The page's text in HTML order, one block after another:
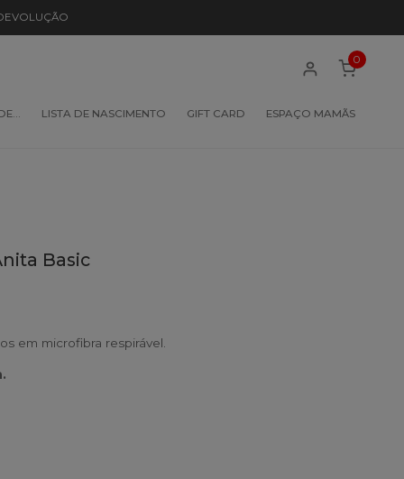
LISTA DE NASCIMENTO GIFT CARD ESPAÇO MAMÃS
0
Basic
em microfibra respirável.